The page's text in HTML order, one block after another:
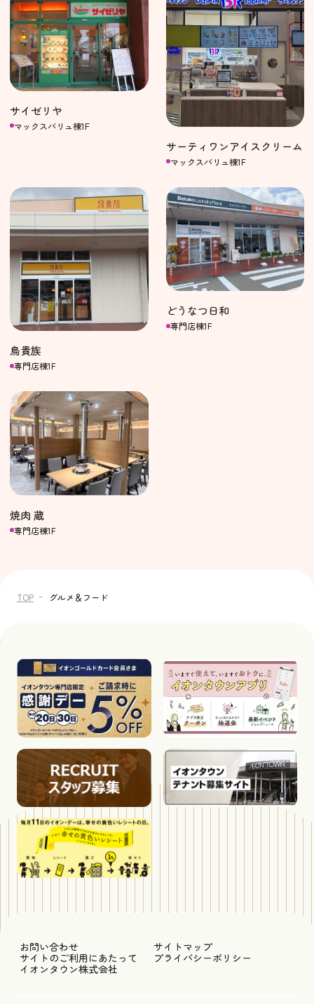
サイゼリヤ
マックスバリュ棟1F
サーティワンアイスクリーム
マックスバリュ棟1F
鳥貴族
専門店棟1F
どうなつ日和
専門店棟1F
焼肉 蔵
専門店棟1F
TOP グルメ＆フード
お問い合わせ
サイトマップ
サイトのご利用にあたって
プライバシーポリシー
イオンタウン株式会社